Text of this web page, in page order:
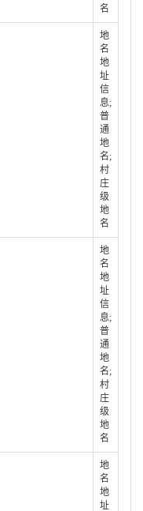
名
地
名
地
址
信
息;
普
通
地
名;
村
庄
级
地
名
地
名
地
址
信
息;
普
通
地
名;
村
庄
级
地
名
地
名
地
址